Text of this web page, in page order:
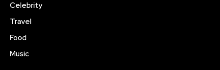
Celebrity
Travel
Food
Music